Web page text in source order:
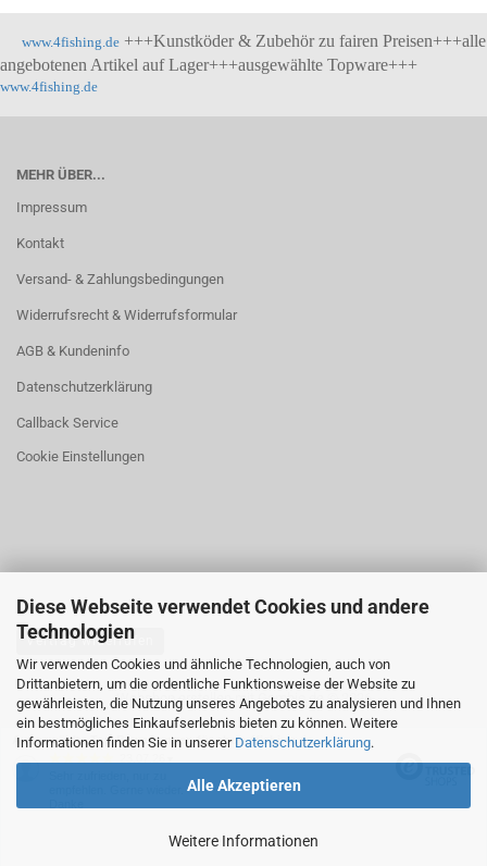
Diese Webseite verwendet Cookies und andere
Technologien
Wir verwenden Cookies und ähnliche Technologien, auch von
Drittanbietern, um die ordentliche Funktionsweise der Website zu
gewährleisten, die Nutzung unseres Angebotes zu analysieren und Ihnen
ein bestmögliches Einkaufserlebnis bieten zu können. Weitere
Informationen finden Sie in unserer Datenschutzerklärung.
Alle Akzeptieren
Weitere Informationen
www.4fishing.de +++Kunstköder & Zubehör zu fairen Preisen+++alle
angebotenen Artikel auf Lager+++ausgewählte Topware+++
www.4fishing.de
MEHR ÜBER...
Impressum
Kontakt
Versand- & Zahlungsbedingungen
Widerrufsrecht & Widerrufsformular
AGB & Kundeninfo
Datenschutzerklärung
Callback Service
Cookie Einstellungen
Vertrag widerrufen
Webshop erstellenmit Gambio.de © 2026
Ausgewählte Top-Bewertungen für shop.4fishing.de